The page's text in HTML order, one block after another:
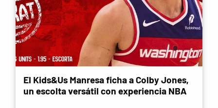
El Kids&Us Manresa ficha a Colby Jones,
un escolta versátil con experiencia NBA